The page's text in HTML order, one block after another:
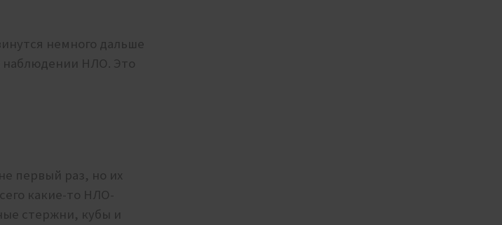
немного дальше
наблюдении НЛО. Это
первый раз, но их
какие-то НЛО-
стержни, кубы и